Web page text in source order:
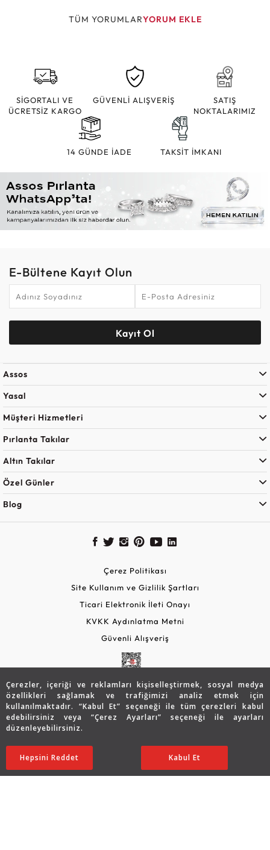
Çerezler, içeriği ve reklamları kişiselleştirmek, sosyal medya
özellikleri sağlamak ve trafiğimizi analiz etmek için
kullanılmaktadır. “Kabul Et” seçeneği ile tüm çerezleri kabul
edebilirsiniz veya “Çerez Ayarları” seçeneği ile ayarları
düzenleyebilirsiniz.
Ayarları Düzenle
Hepsini Reddet Kabul Et
163.308 TL
81.654TL SATIN ALIN
TÜM YORUMLARYORUM EKLE
SİGORTALI VE
ÜCRETSİZ KARGO
GÜVENLİ ALIŞVERİŞ
SATIŞ
NOKTALARIMIZ
14 GÜNDE İADE TAKSİT İMKANI
E-Bültene Kayıt Olun
Kayıt Ol
Assos
Yasal
Müşteri Hizmetleri
Pırlanta Takılar
Altın Takılar
Özel Günler
Blog
Çerez Politikası
Site Kullanım ve Gizlilik Şartları
Ticari Elektronik İleti Onayı
KVKK Aydınlatma Metni
Güvenli Alışveriş
Copyright © 2026 Assos Pırlanta - Bu sitenin tüm hakları